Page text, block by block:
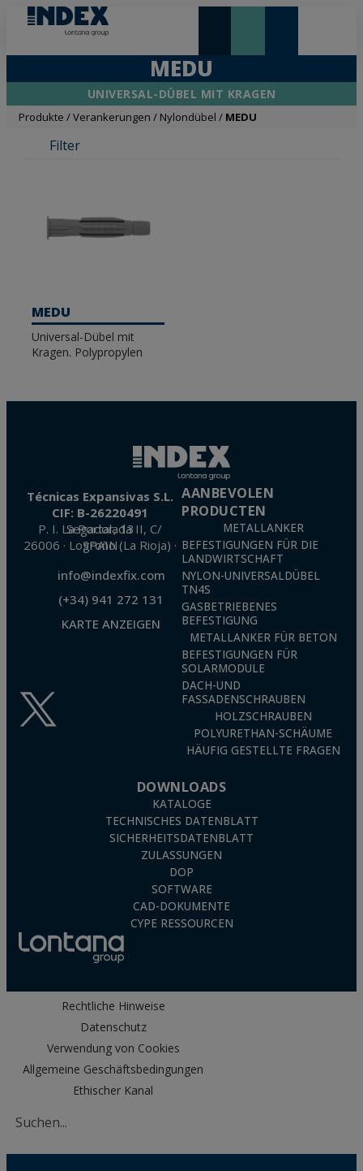
MEDU
UNIVERSAL-DÜBEL MIT KRAGEN
Produkte /Verankerungen / Nylondübel / MEDU
Filter
MEDU
Universal-Dübel mit
Kragen. Polypropylen
Técnicas Expansivas S.L.
CIF: B-26220491
P. I. La Portalada II, C/ Segador, 13
26006 · Logroño (La Rioja) · SPAIN
info@indexfix.com
(+34) 941 272 131
KARTE ANZEIGEN
AANBEVOLEN
PRODUCTEN
METALLANKER
BEFESTIGUNGEN FÜR DIE
LANDWIRTSCHAFT
NYLON-UNIVERSALDÜBEL
TN4S
GASBETRIEBENES
BEFESTIGUNG
METALLANKER FÜR BETON
BEFESTIGUNGEN FÜR
SOLARMODULE
DACH-UND
FASSADENSCHRAUBEN
HOLZSCHRAUBEN
POLYURETHAN-SCHÄUME
HÄUFIG GESTELLTE FRAGEN
DOWNLOADS
KATALOGE
TECHNISCHES DATENBLATT
SICHERHEITSDATENBLATT
ZULASSUNGEN
DOP
SOFTWARE
CAD-DOKUMENTE
CYPE RESSOURCEN
Rechtliche Hinweise
Datenschutz
Verwendung von Cookies
Allgemeine Geschäftsbedingungen
Ethischer Kanal